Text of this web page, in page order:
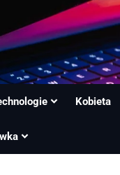
Kobieta